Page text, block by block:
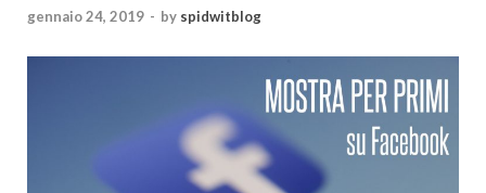
gennaio 24, 2019 - by spidwitblog